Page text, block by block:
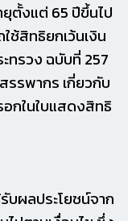
ตั้งแต่ 65 ปีขึ้นไป
ช้สิทธิยกเว้นเงิน
ทรวง ฉบับที่ 257
รรพากร เกี่ยวกับ
กในใบแสดงสิทธิ
บผลประโยชน์จาก